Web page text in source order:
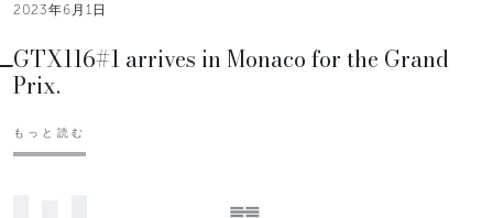
2023年6月1日
GTX116#1 arrives in Monaco for the Grand
Prix.
もっと読む